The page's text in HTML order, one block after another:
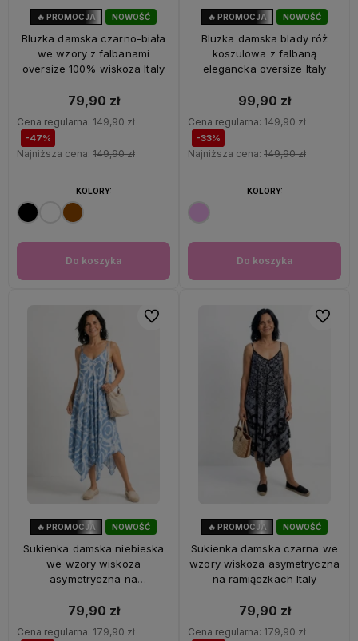
NOWOŚĆ
🔥 PROMOCJA
Bluzka damska czarno-biała
we wzory z falbanami
oversize 100% wiskoza Italy
79,90 zł
Cena regularna: 149,90 zł
-47%
Najniższa cena: 149,90 zł
Do koszyka
KOLORY:
NOWOŚĆ
🔥 PROMOCJA
Bluzka damska blady róż
koszulowa z falbaną
elegancka oversize Italy
99,90 zł
Cena regularna: 149,90 zł
-33%
Najniższa cena: 149,90 zł
Do koszyka
KOLORY:
NOWOŚĆ
🔥 PROMOCJA
Sukienka damska niebieska
we wzory wiskoza
asymetryczna na
79,90 zł
Cena regularna: 179,90 zł
Do ulubionych
NOWOŚĆ
🔥 PROMOCJA
Sukienka damska czarna we
wzory wiskoza asymetryczna
na ramiączkach Italy
79,90 zł
Cena regularna: 179,90 zł
Do